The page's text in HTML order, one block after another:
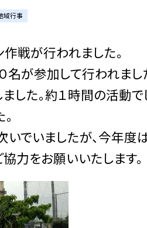
域行事
戦が行われました。
が参加して行われまし
した。約１時間の活動で
でいましたが、今年度
力をお願いいたします。